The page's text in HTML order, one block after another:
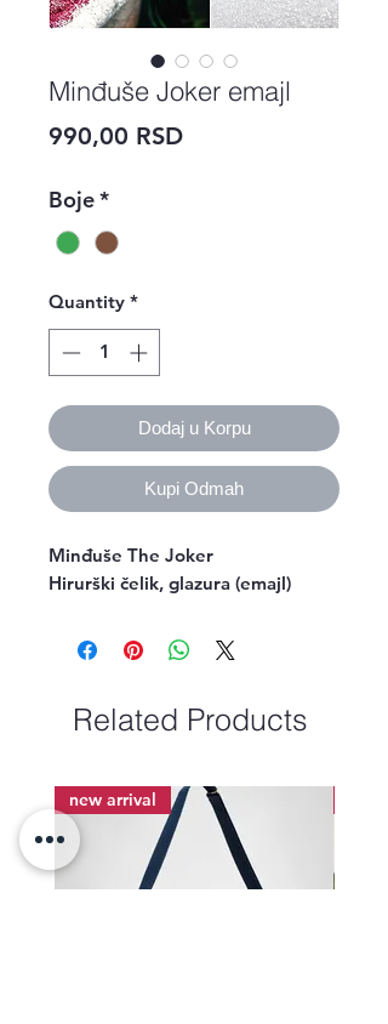
Minđuše Joker emajl
990,00 RSDPrice
Boje*
Quantity *
Dodaj u Korpu
Kupi Odmah
Minđuše The Joker
Hirurški čelik, glazura (emajl)
Related Products
new arrival